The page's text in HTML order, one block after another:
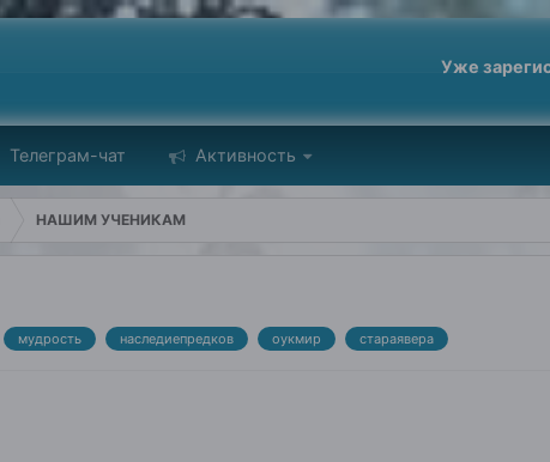
Уже
Телеграм-чат Активность
НАШИМ УЧЕНИКАМ
мудрость наследиепредков оукмир стараявера